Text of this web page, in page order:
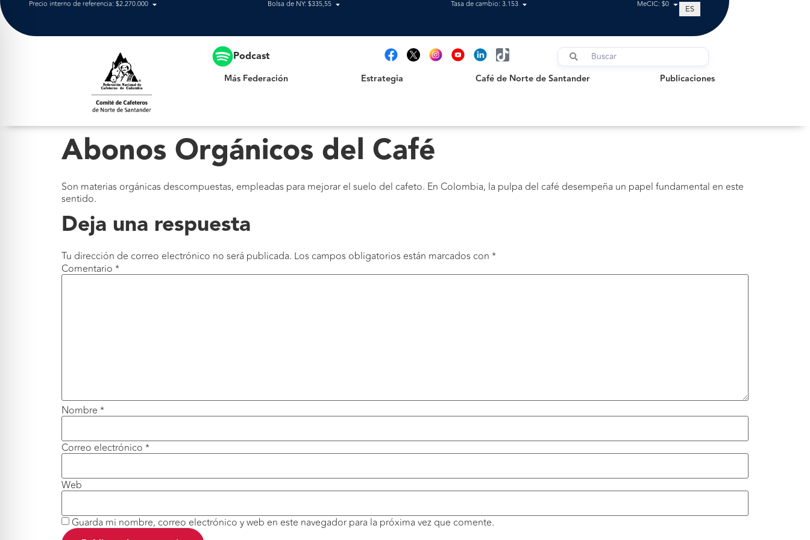
Precio interno de referencia: $2.270.000 Bolsa de NY: $335,55 Tasa de cambio: 3.153 MeCIC: $0 ES
Podcast
Más Federación Estrategia Café de Norte de Santander Publicaciones
Publicaciones
Abonos Orgánicos del Café
Son materias orgánicas descompuestas, empleadas para mejorar el suelo del cafeto. En Colombia, la pulpa del café desempeña un papel fundamental en este
sentido.
Deja una respuesta
Tu dirección de correo electrónico no será publicada. Los campos obligatorios están marcados con *
Comentario *
Nombre *
Correo electrónico *
Web
Guarda mi nombre, correo electrónico y web en este navegador para la próxima vez que comente.